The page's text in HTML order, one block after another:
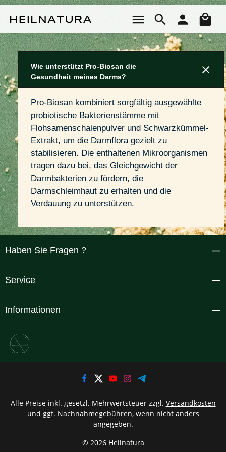
Wie unterstützt Pro-Biosan die
Gesundheit meines Darms?
Pro-Biosan kombiniert sorgfältig ausgewählte
probiotische Bakterienstämme mit
Flohsamenschalenpulver und Schwarzkümmel-
Extrakt, um die Darmflora gezielt zu
stabilisieren. Die enthaltenen Mikroorganismen
tragen dazu bei, das Gleichgewicht der
Darmbakterien zu fördern, die
Darmschleimhaut zu erhalten und die
Verdauung zu unterstützen.
Haben Sie Fragen ?
Service
Informationen
© 2026 Heilnatura
Alle Preise inkl. gesetzl. Mehrwertsteuer zzgl. Versandkosten
und ggf. Nachnahmegebühren, wenn nicht anders
angegeben.